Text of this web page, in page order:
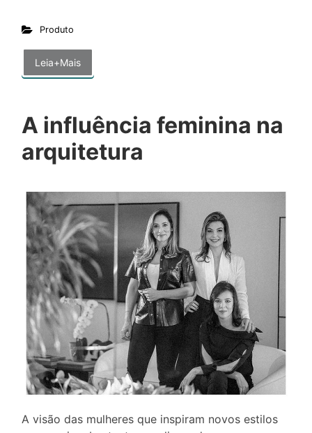
Produto
Leia+Mais
A influência feminina na
arquitetura
A visão das mulheres que inspiram novos estilos